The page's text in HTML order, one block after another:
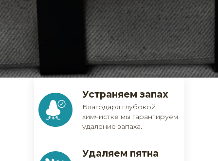
Благодаря глубокой
химчистке мы гарантируем
удаление запаха.
Устраняем запах
Удаляем пятна